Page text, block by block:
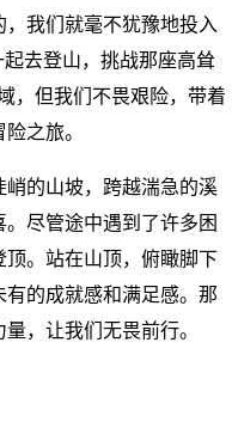
我们就毫不犹豫地投入
去登山，挑战那座高耸
，但我们不畏艰险，带着
之旅。
的山坡，跨越湍急的溪
尽管途中遇到了许多困
。站在山顶，俯瞰脚下
的成就感和满足感。那
，让我们无畏前行。